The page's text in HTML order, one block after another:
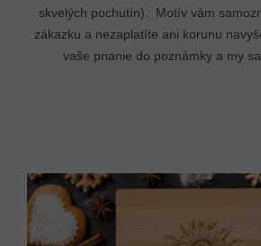
skvelých pochutín). Motív vám
zákazku a nezaplatíte ani korunu
vaše prianie do poznámky a my